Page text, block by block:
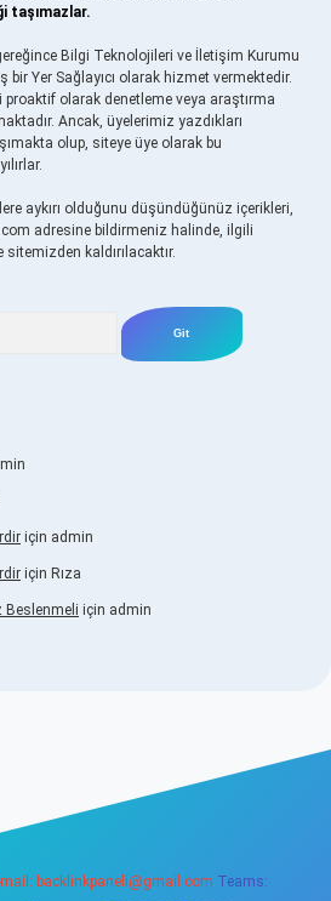
taşımazlar.
Bilgi Teknolojileri ve İletişim Kurumu
bir Yer Sağlayıcı olarak hizmet vermektedir.
proaktif olarak denetleme veya araştırma
Ancak, üyelerimiz yazdıkları
olup, siteye üye olarak bu
aykırı olduğunu düşündüğünüz içerikleri,
adresine bildirmeniz halinde, ilgili
kaldırılacaktır.
için admin
için Rıza
Beslenmeli için admin
mail: backlinkpaneli@gmail.com Teams: